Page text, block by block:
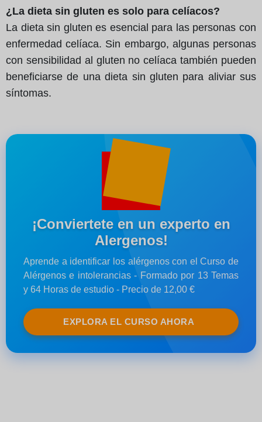
¿La dieta sin gluten es solo para celíacos?
La dieta sin gluten es esencial para las personas con
enfermedad celíaca. Sin embargo, algunas personas
con sensibilidad al gluten no celíaca también pueden
beneficiarse de una dieta sin gluten para aliviar sus
síntomas.
¡Conviertete en un experto en
Alergenos!
Aprende a identificar los alérgenos con el Curso de
Alérgenos e intolerancias - Formado por 13 Temas
y 64 Horas de estudio - Precio de 12,00 €
EXPLORA EL CURSO AHORA